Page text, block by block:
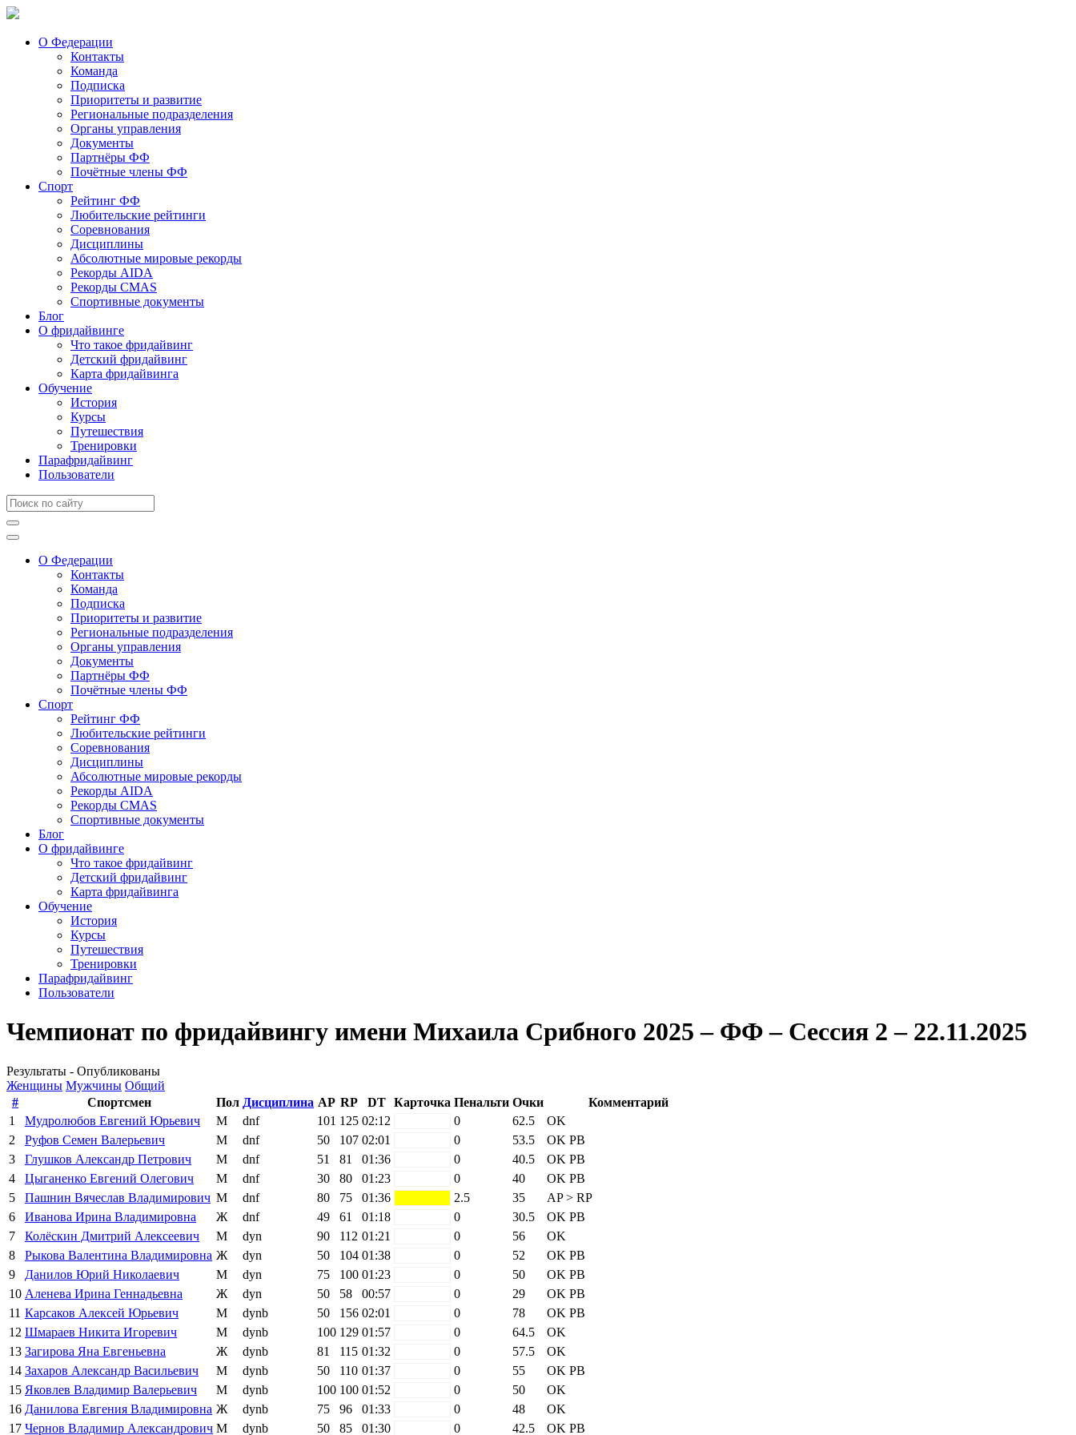
О Федерации
Контакты
Команда
Подписка
Приоритеты и развитие
Региональные подразделения
Органы управления
Документы
Партнёры ФФ
Почётные члены ФФ
Спорт
Рейтинг ФФ
Любительские рейтинги
Соревнования
Дисциплины
Абсолютные мировые рекорды
Рекорды AIDA
Рекорды CMAS
Спортивные документы
Блог
О фридайвинге
Что такое фридайвинг
Детский фридайвинг
Карта фридайвинга
Обучение
История
Курсы
Путешествия
Тренировки
Парафридайвинг
Пользователи
О Федерации
Контакты
Команда
Подписка
Приоритеты и развитие
Региональные подразделения
Органы управления
Документы
Партнёры ФФ
Почётные члены ФФ
Спорт
Рейтинг ФФ
Любительские рейтинги
Соревнования
Дисциплины
Абсолютные мировые рекорды
Рекорды AIDA
Рекорды CMAS
Спортивные документы
Блог
О фридайвинге
Что такое фридайвинг
Детский фридайвинг
Карта фридайвинга
Обучение
История
Курсы
Путешествия
Тренировки
Парафридайвинг
Пользователи
Чемпионат по фридайвингу имени Михаила Срибного 2025 – ФФ – Сессия 2 – 22.11.2025
Результаты - Опубликованы
Женщины Мужчины Общий
#
Спортсмен Пол Дисциплина AP RP DT Карточка Пенальти Очки
Комментарий
1
Мудролюбов Евгений Юрьевич М dnf 101 125 02:12 0 62.5
OK
2
Руфов Семен Валерьевич М dnf 50 107 02:01 0 53.5 OK PB
3
Глушков Александр Петрович М dnf 51 81 01:36 0 40.5 OK PB
4
Цыганенко Евгений Олегович М dnf 30 80 01:23 0 40 OK PB
5
Пашнин Вячеслав Владимирович М dnf 80 75 01:36 2.5 35
AP > RP
6
Иванова Ирина Владимировна Ж dnf 49 61 01:18 0 30.5 OK PB
7
Колёскин Дмитрий Алексеевич М dyn 90 112 01:21 0 56
OK
8
Рыкова Валентина Владимировна Ж dyn 50 104 01:38 0 52 OK PB
9
Данилов Юрий Николаевич М dyn 75 100 01:23 0 50 OK PB
10 Аленева Ирина Геннадьевна Ж dyn 50 58 00:57 0 29 OK PB
11 Карсаков Алексей Юрьевич М dynb 50 156 02:01 0 78 OK PB
12 Шмараев Никита Игоревич М dynb 100 129 01:57 0 64.5
OK
13 Загирова Яна Евгеньевна Ж dynb 81 115 01:32 0 57.5
OK
14 Захаров Александр Васильевич М dynb 50 110 01:37 0 55 OK PB
15 Яковлев Владимир Валерьевич М dynb 100 100 01:52 0 50
OK
16 Данилова Евгения Владимировна Ж dynb 75 96 01:33 0 48
OK
17 Чернов Владимир Александрович М dynb 50 85 01:30 0 42.5 OK PB